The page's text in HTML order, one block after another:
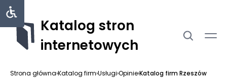
Katalog stron
internetowych
Strona główna›Katalog firm›Usługi›Opinie›Katalog firm Rzeszów